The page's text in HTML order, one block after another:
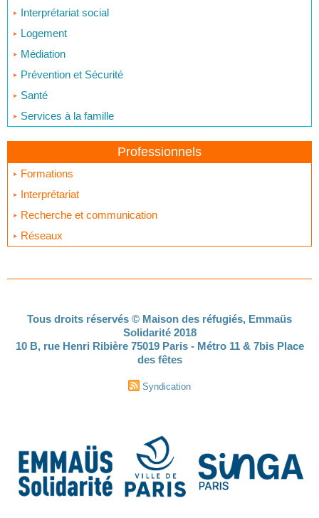
Interprétariat social
Logement
Médiation
Prévention et Sécurité
Santé
Services à la famille
Professionnels
Formations
Interprétariat
Recherche et communication
Réseaux
Tous droits réservés © Maison des réfugiés, Emmaüs
Solidarité 2018
10 B, rue Henri Ribière 75019 Paris - Métro 11 & 7bis Place
des fêtes
Syndication